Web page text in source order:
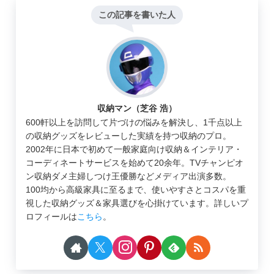
この記事を書いた人
収納マン（芝谷 浩）
600軒以上を訪問して片づけの悩みを解決し、1千点以上
の収納グッズをレビューした実績を持つ収納のプロ。
2002年に日本で初めて一般家庭向け収納＆インテリア・
コーディネートサービスを始めて20余年。TVチャンピオ
ン収納ダメ主婦しつけ王優勝などメディア出演多数。
100均から高級家具に至るまで、使いやすさとコスパを重
視した収納グッズ＆家具選びを心掛けています。詳しいプ
ロフィールはこちら。